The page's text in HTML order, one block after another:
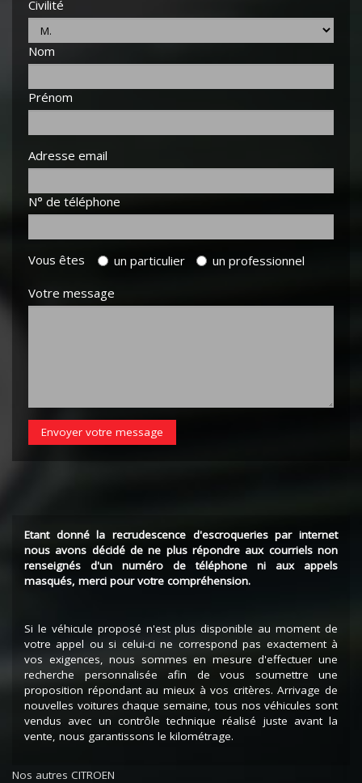
Civilité
Nom
Prénom
Adresse email
N° de téléphone
Vous êtes un particulier
un professionnel
Votre message
Envoyer votre message
Etant donné la recrudescence d'escroqueries par internet
nous avons décidé de ne plus répondre aux courriels non
renseignés d'un numéro de téléphone ni aux appels
masqués, merci pour votre compréhension.
Si le véhicule proposé n'est plus disponible au moment de
votre appel ou si celui-ci ne correspond pas exactement à
vos exigences, nous sommes en mesure d'effectuer une
recherche personnalisée afin de vous soumettre une
proposition répondant au mieux à vos critères. Arrivage de
nouvelles voitures chaque semaine, tous nos véhicules sont
vendus avec un contrôle technique réalisé juste avant la
vente, nous garantissons le kilométrage.
Nos autres CITROEN